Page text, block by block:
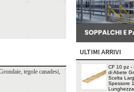
tegole canadesi,
ULTIMI ARRIVI
CF 10 pz -
di Abete
Scelta
Spessore